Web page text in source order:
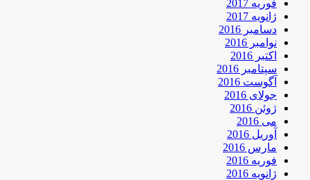
فوریه 2017
ژانویه 2017
دسامبر 2016
نوامبر 2016
اکتبر 2016
سپتامبر 2016
آگوست 2016
جولای 2016
ژوئن 2016
می 2016
آوریل 2016
مارس 2016
فوریه 2016
ژانویه 2016